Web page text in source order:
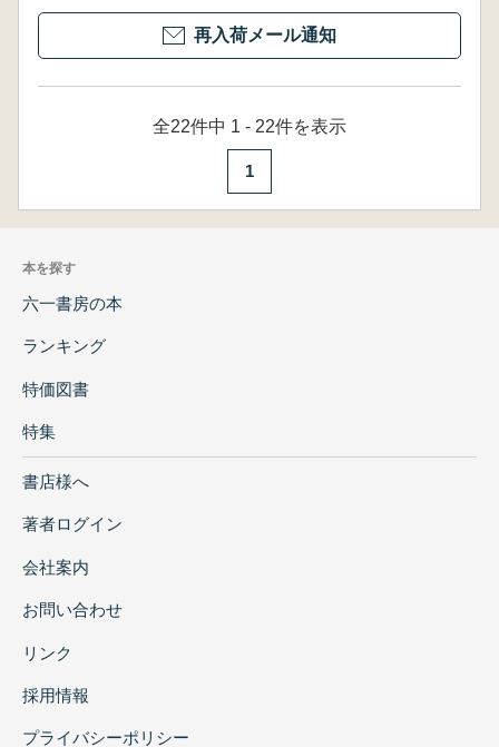
再入荷メール通知
全22件中 1 - 22件を表示
1
本を探す
六一書房の本
ランキング
特価図書
特集
書店様へ
著者ログイン
会社案内
お問い合わせ
リンク
採用情報
プライバシーポリシー